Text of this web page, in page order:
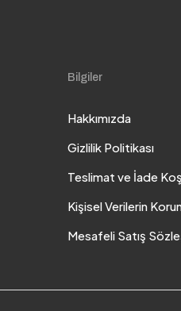
Bilgiler
Hakkımızda
Gizlilik Politikası
Teslimat ve İade
Kişisel Verilerin
Mesafeli Satış